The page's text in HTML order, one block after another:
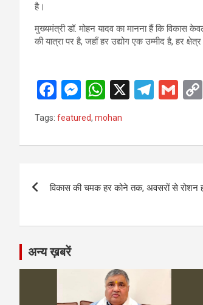
है।
मुख्यमंत्री डॉ. मोहन यादव का मानना हैं कि
की यात्रा पर है, जहाँ हर उद्योग एक उम्मीद है, हर
F
a
ce
b
o
M
es
se
n
er
W
h
at
s
p
X
T
gr
m
G
Tags: featured, mohan
विकास की चमक हर कोने तक, अवसरों से रोशन
अन्य ख़बरें